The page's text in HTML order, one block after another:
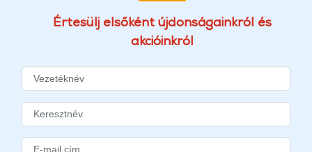
Értesülj elsőként újdonságainkról és
akcióinkról